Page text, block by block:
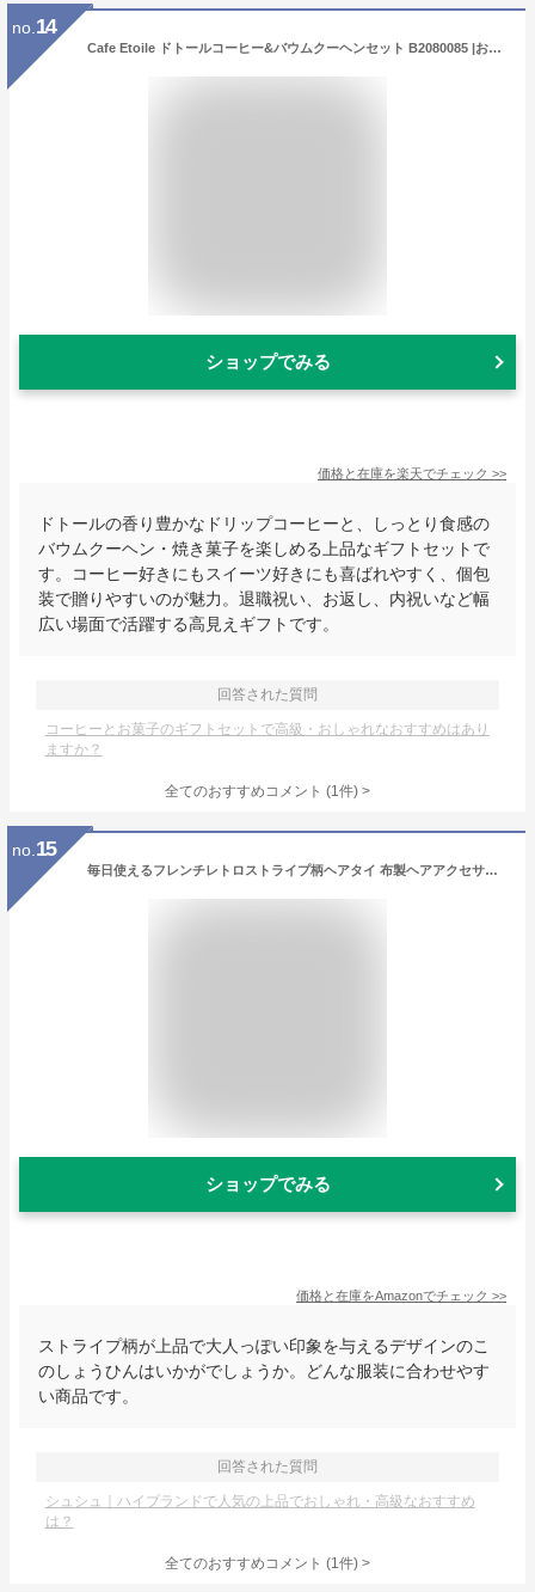
no. 14
Cafe Etoile ドトールコーヒー&バウムクーヘンセット B2080085 |お中元 御中元 バームクーヘン クッキー スイーツ 洋菓子 お菓子 詰め合わせ ドリップ コーヒー 紅茶 珈琲 プレゼント 3000円以下 お返し 香典返し お見舞い返し 内祝い ギフト コーヒー 退職祝い
ショップでみる
価格と在庫を楽天でチェック >>
ドトールの香り豊かなドリップコーヒーと、しっとり食感の
バウムクーヘン・焼き菓子を楽しめる上品なギフトセットで
す。コーヒー好きにもスイーツ好きにも喜ばれやすく、個包
装で贈りやすいのが魅力。退職祝い、お返し、内祝いなど幅
広い場面で活躍する高見えギフトです。
回答された質問
コーヒーとお菓子のギフトセットで高級・おしゃれなおすすめはあり
ますか？
全てのおすすめコメント (1件) >
no. 15
毎日使えるフレンチレトロストライプ柄ヘアタイ 布製ヘアアクセサリー
ショップでみる
価格と在庫をAmazonでチェック >>
ストライプ柄が上品で大人っぽい印象を与えるデザインのこ
のしょうひんはいかがでしょうか。どんな服装に合わせやす
い商品です。
回答された質問
シュシュ｜ハイブランドで人気の上品でおしゃれ・高級なおすすめ
は？
全てのおすすめコメント (1件) >